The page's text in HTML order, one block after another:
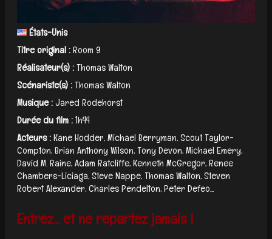
États-Unis
Titre original :Room 9
Réalisateur(s) :Thomas Walton
Scénariste(s) :Thomas Walton
Musique :Jared Rodehorst
Durée du film :1h44
Acteurs :Kane Hodder, Michael Berryman, Scout Taylor-
Compton, Brian Anthony Wilson, Tony Devon, Michael Emery,
David M. Raine, Adam Ratcliffe, Kenneth McGregor, Renee
Chambers-Liciaga, Steve Nappe, Thomas Walton, Steven
Robert Alexander, Charles Pendelton, Peter Defeo...
Entrez… et ne repartez jamais !